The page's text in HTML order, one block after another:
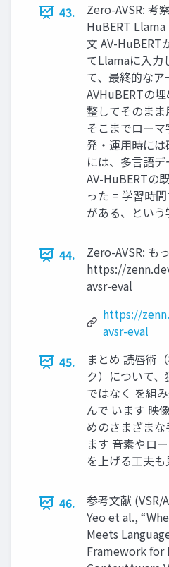
43.
Zero-AVSR: 考
HuBERT
文 AV-HuBERT
てLlamaに入
て、最終的な
AVHuBERTの
整してそのまま
そこまでロー
発・運用時に
には、多言語
AV-HuBERTの
った = 学習時
がある、とい
44.
Zero-AVSR: も
https://
avsr-eval
https://
avsr-eval
45.
まとめ 読唇術
ク）について
ではなく を組
んで います 映
めのさまざま
ます 音素やロ
を上げる工夫
46.
参考文献 (VSR/
Yeo et al.,
Meets
Framework for